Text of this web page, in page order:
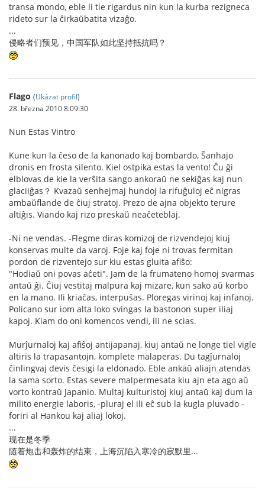
transa mondo, eble li tie rigardus nin kun la kurba rezigneca
rideto sur la ĉirkaŭbatita vizaĝo.
...
侵略者们预见，中国军队如此坚持抵抗吗？
Flago (Ukázat profil)
28. března 2010 8:09:30
Nun Estas Vintro
Kune kun la ĉeso de la kanonado kaj bombardo, Ŝanhajo
dronis en frosta silento. Kiel ostpika estas la vento! Ĉu ĝi
elblovas de kie la verŝita sango ankoraŭ ne sekiĝas kaj nun
glaciiĝas？ Kvazaŭ senhejmaj hundoj la rifuĝuloj eĉ nigras
ambaŭflande de ĉiuj stratoj. Prezo de ajna objekto terure
altiĝis. Viando kaj rizo preskaŭ neaĉeteblaj.
-Ni ne vendas. -Flegme diras komizoj de rizvendejoj kiuj
konservas multe da varoj. Foje kaj foje ni trovas fermitan
pordon de rizventejo sur kiu estas gluita afiŝo:
"Hodiaŭ oni povas aĉeti". Jam de la frumateno homoj svarmas
antaŭ ĝi. Ĉiuj vestitaj malpura kaj mizare, kun sako aŭ korbo
en la mano. Ili kriaĉas, interpuŝas. Ploregas virinoj kaj infanoj.
Policano sur iom alta loko svingas la bastonon super iliaj
kapoj. Kiam do oni komencos vendi, ili ne scias.
Murĵurnaloj kaj afiŝoj antijapanaj, kiuj antaŭ ne longe tiel vigle
altiris la trapasantojn, komplete malaperas. Du tagĵurnaloj
ĉinlingvaj devis ĉesigi la eldonado. Eble ankaŭ aliajn atendas
la sama sorto. Estas severe malpermesata kiu ajn eta ago aŭ
vorto kontraŭ Japanio. Multaj kulturistoj kiuj antaŭ kaj dum la
milito energie laboris, -pluraj el ili eĉ sub la kugla pluvado -
foriri al Hankou kaj aliaj lokoj.
...
现在是冬季
随着炮击和轰炸的结束，上海沉陷入寒冷的寂默里...